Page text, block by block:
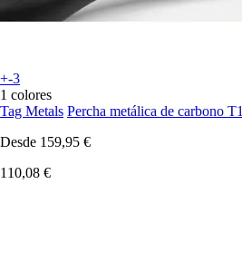
+-3
1 colores
Tag Metals Percha metálica de carbono T1
Desde 159,95 €
110,08 €